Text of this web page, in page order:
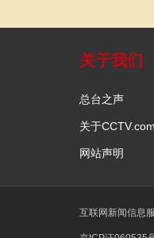
关于我们
总台之声
关于CCTV.com
网站声明
互联网新闻信息